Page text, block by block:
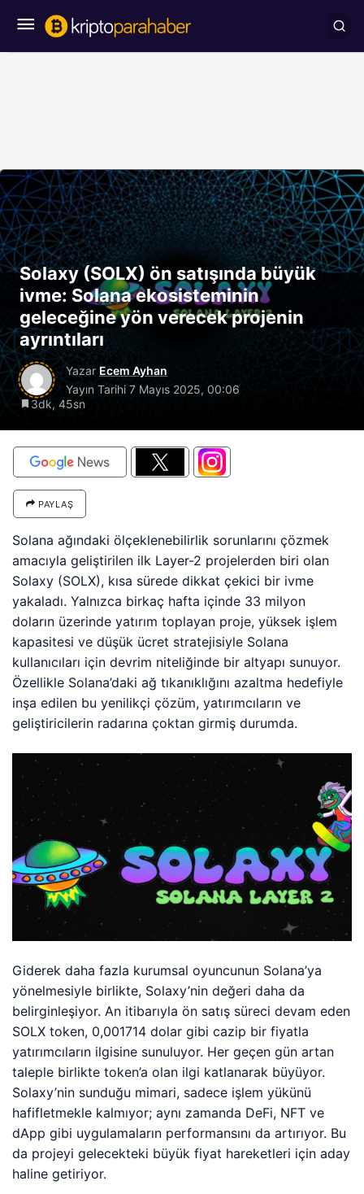
Solaxy (SOLX) ön satışında büyük
ivme: Solana ekosisteminin
geleceğine yön verecek projenin
ayrıntıları
Yazar Ecem Ayhan
Yayın Tarihi 7 Mayıs 2025, 00:06
3dk, 45sn
PAYLAŞ
Solana ağındaki ölçeklenebilirlik sorunlarını çözmek
amacıyla geliştirilen ilk Layer-2 projelerden biri olan
Solaxy (SOLX), kısa sürede dikkat çekici bir ivme
yakaladı. Yalnızca birkaç hafta içinde 33 milyon
doların üzerinde yatırım toplayan proje, yüksek işlem
kapasitesi ve düşük ücret stratejisiyle Solana
kullanıcıları için devrim niteliğinde bir altyapı sunuyor.
Özellikle Solana’daki ağ tıkanıklığını azaltma hedefiyle
inşa edilen bu yenilikçi çözüm, yatırımcıların ve
geliştiricilerin radarına çoktan girmiş durumda.
Giderek daha fazla kurumsal oyuncunun Solana’ya
yönelmesiyle birlikte, Solaxy’nin değeri daha da
belirginleşiyor. An itibarıyla ön satış süreci devam eden
SOLX token, 0,001714 dolar gibi cazip bir fiyatla
yatırımcıların ilgisine sunuluyor. Her geçen gün artan
taleple birlikte token’a olan ilgi katlanarak büyüyor.
Solaxy’nin sunduğu mimari, sadece işlem yükünü
hafifletmekle kalmıyor; aynı zamanda DeFi, NFT ve
dApp gibi uygulamaların performansını da artırıyor. Bu
da projeyi gelecekteki büyük fiyat hareketleri için aday
haline getiriyor.